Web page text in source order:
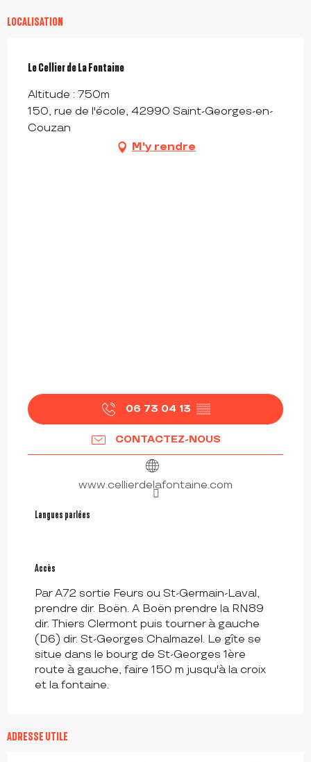
LOCALISATION
Le Cellier de La Fontaine
Altitude : 750m
150, rue de l'école, 42990 Saint-Georges-en-
Couzan
M'y rendre
06 73 04 13 ▒▒
CONTACTEZ-NOUS
www.cellierdelafontaine.com
Langues parlées
Langues parlées
Accès
Accès
Par A72 sortie Feurs ou St-Germain-Laval,
prendre dir. Boën. A Boën prendre la RN89
dir. Thiers Clermont puis tourner à gauche
(D6) dir. St-Georges Chalmazel. Le gîte se
situe dans le bourg de St-Georges 1ère
route à gauche, faire 150 m jusqu'à la croix
et la fontaine.
ADRESSE UTILE
10€